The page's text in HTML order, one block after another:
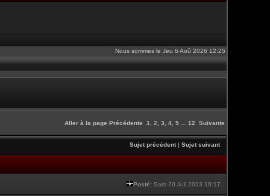
Nous sommes le Jeu 6 Aoû 2026 12:25
Aller à la page Précédente 1 2 3 4 5 12 Suivante
Sujet précédent| Sujet suivant
Posté: Sam 20 Juil 2013 16:17